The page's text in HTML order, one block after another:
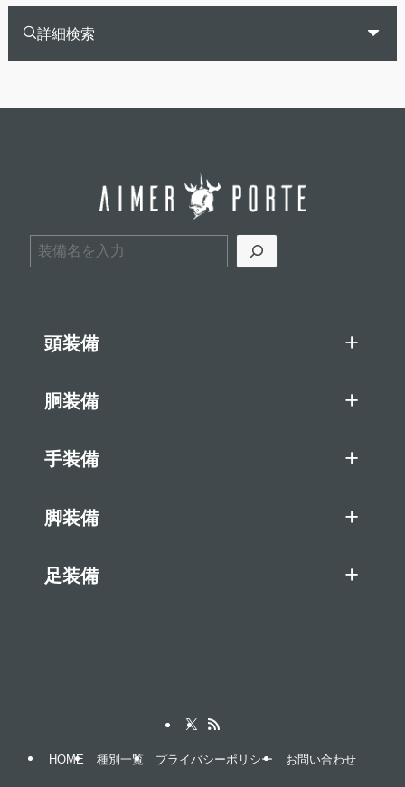
詳細検索
検索
頭装備
胴装備
手装備
脚装備
足装備
HOME 種別一覧 プライバシーポリシー お問い合わせ